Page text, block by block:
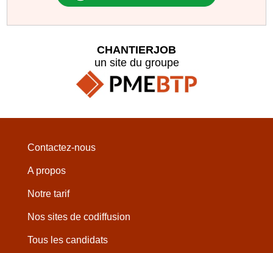
CHANTIERJOB
un site du groupe
Contactez-nous
A propos
Notre tarif
Nos sites de codiffusion
Tous les candidats